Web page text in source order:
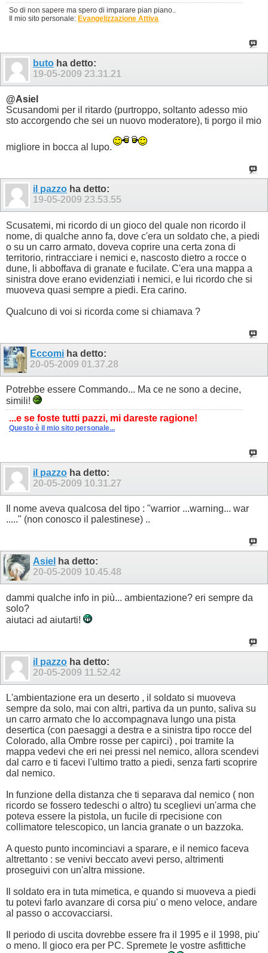
So di non sapere ma spero di imparare pian piano..
Il mio sito personale: Evangelizzazione Attiva
buto ha detto:
19-05-2009 23.31.21
@Asiel
Scusandomi per il ritardo (purtroppo, soltanto adesso mio
sto accorgendo che sei un nuovo moderatore), ti porgo il mio
migliore in bocca al lupo.
il pazzo ha detto:
19-05-2009 23.53.55
Scusatemi, mi ricordo di un gioco del quale non ricordo il
nome, di qualche anno fa, dove c'era un soldato che, a piedi
o su un carro armato, doveva coprire una certa zona di
territorio, rintracciare i nemici e, nascosto dietro a rocce o
dune, li abboffava di granate e fucilate. C'era una mappa a
sinistra dove erano evidenziati i nemici, e lui ricordo che si
muoveva quasi sempre a piedi. Era carino.
Qualcuno di voi si ricorda come si chiamava ?
Eccomi ha detto:
20-05-2009 01.37.28
Potrebbe essere Commando... Ma ce ne sono a decine,
simili!
...e se foste tutti pazzi, mi dareste ragione!
Questo è il mio sito personale...
il pazzo ha detto:
20-05-2009 10.31.27
Il nome aveva qualcosa del tipo : "warrior ...warning... war
....." (non conosco il palestinese) ..
Asiel
ha detto:
20-05-2009 10.45.48
dammi qualche info in più... ambientazione? eri sempre da
solo?
aiutaci ad aiutarti!
il pazzo ha detto:
20-05-2009 11.52.42
L'ambientazione era un deserto , il soldato si muoveva
sempre da solo, mai con altri, partiva da un punto, saliva su
un carro armato che lo accompagnava lungo una pista
desertica (con paesaggi a destra e a sinistra tipo rocce del
Colorado, alla Ombre rosse per capirci) , poi tramite la
mappa vedevi che eri nei pressi nel nemico, allora scendevi
dal carro e ti facevi l'ultimo tratto a piedi, senza farti scoprire
dal nemico.
In funzione della distanza che ti separava dal nemico ( non
ricordo se fossero tedeschi o altro) tu sceglievi un'arma che
poteva essere la pistola, un fucile di rpecisione con
collimatore telescopico, un lancia granate o un bazzoka.
A questo punto incominciavi a sparare, e il nemico faceva
altrettanto : se venivi beccato avevi perso, altrimenti
proseguivi con un'altra missione.
Il soldato era in tuta mimetica, e quando si muoveva a piedi
tu potevi farlo avanzare di corsa piu' o meno veloce, andare
al passo o accovacciarsi.
Il periodo di uscita dovrebbe essere fra il 1995 e il 1998, piu'
o meno. Il gioco era per PC. Spremete le vostre asfittiche